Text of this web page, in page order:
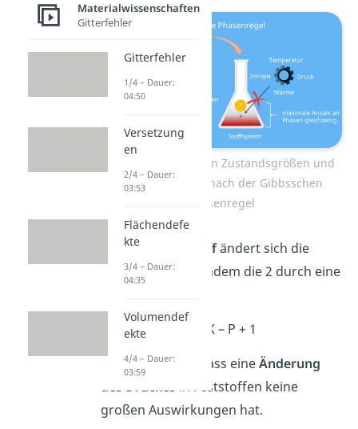
Zusammenhang von Zustandsgrößen und
Freiheitsgraden nach der Gibbsschen
Phasenregel
Für einen Feststoffändert sich die
Regel ein wenig, indem die 2 durch eine
F = K – P + 1
Das liegt daran, dass eineÄnderung
des Druckes in Feststoffen keine
großen Auswirkungen hat.
Materialwissenschaften
Gitterfehler
Gitterfehler
1/4 – Dauer:
04:50
Versetzung
en
2/4 – Dauer:
03:53
Flächendefe
kte
3/4 – Dauer:
04:35
Volumendef
ekte
4/4 – Dauer:
03:59